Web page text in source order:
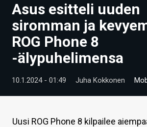
UUTISET
ARTIKKELIT
VIDEOT
TECHBBS
HINTA.FI
Asus esitteli uuden
siromman ja
ROG Phone 8
-älypuhelimensa
10.1.2024 - 01:49 Juha Kokkonen
Uusi ROG Phone 8 kilpailee